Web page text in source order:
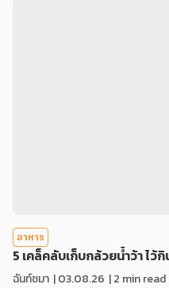
อาหาร
5 เคล็คลับเก็บกล้วยน้ำว้า ไว้
ฉันท์ชมา |03.08.26 | 2 min read